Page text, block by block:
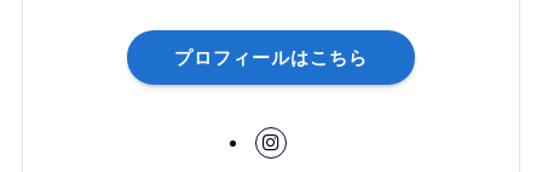
プロフィールはこちら